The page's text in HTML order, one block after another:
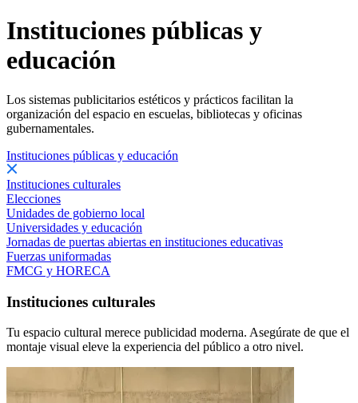
Instituciones públicas y
educación
Los sistemas publicitarios estéticos y prácticos facilitan la
organización del espacio en escuelas, bibliotecas y oficinas
gubernamentales.
Instituciones públicas y educación
Instituciones culturales
Elecciones
Unidades de gobierno local
Universidades y educación
Jornadas de puertas abiertas en instituciones educativas
Fuerzas uniformadas
FMCG y HORECA
Instituciones culturales
Tu espacio cultural merece publicidad moderna. Asegúrate de que el
montaje visual eleve la experiencia del público a otro nivel.